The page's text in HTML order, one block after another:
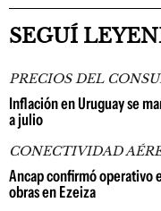
SEGUÍ
PRECIOS DEL
Inflación en Uruguay se
a julio
CONECTIVIDAD
Ancap confirmó operativo
obras en Ezeiza